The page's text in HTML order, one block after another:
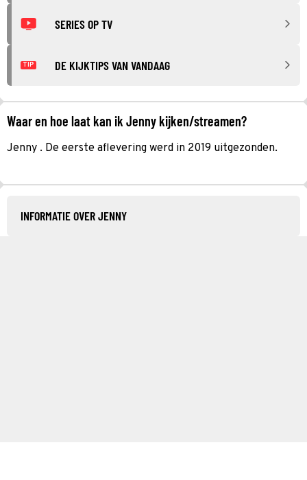
SERIES OP TV
TIP DE KIJKTIPS VAN VANDAAG
Waar en hoe laat kan ik Jenny kijken/streamen?
Jenny . De eerste aflevering werd in 2019 uitgezonden.
INFORMATIE OVER JENNY